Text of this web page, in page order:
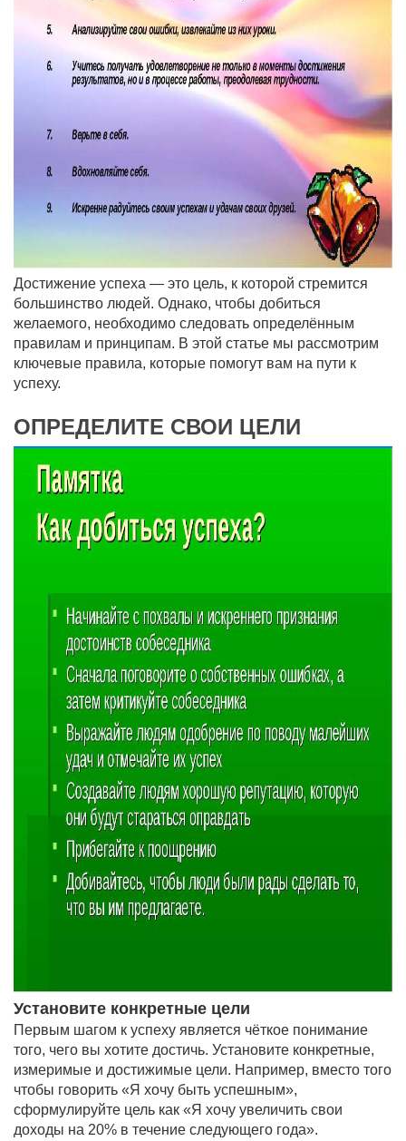
Достижение успеха — это цель, к которой стремится
большинство людей. Однако, чтобы добиться
желаемого, необходимо следовать определённым
правилам и принципам. В этой статье мы рассмотрим
ключевые правила, которые помогут вам на пути к
успеху.
ОПРЕДЕЛИТЕ СВОИ ЦЕЛИ
Установите конкретные цели
Первым шагом к успеху является чёткое понимание
того, чего вы хотите достичь. Установите конкретные,
измеримые и достижимые цели. Например, вместо того
чтобы говорить «Я хочу быть успешным»,
сформулируйте цель как «Я хочу увеличить свои
доходы на 20% в течение следующего года».